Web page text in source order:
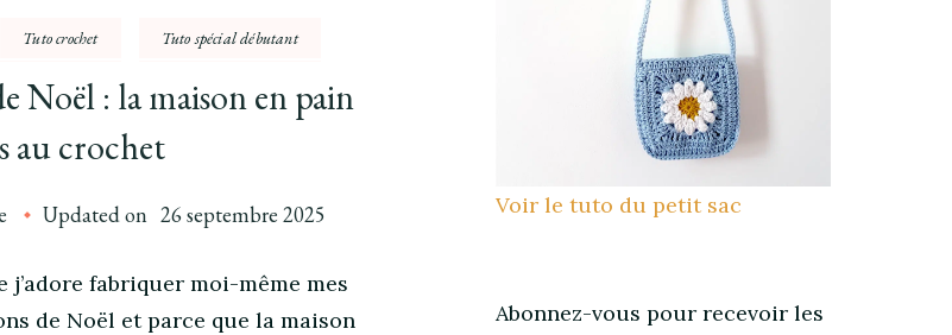
Tuto crochet Tuto spécial débutant
Noël : la maison en pain
au crochet
Updated on 26 septembre 2025
j’adore fabriquer moi-même mes
de Noël et parce que la maison
Voir le tuto du petit sac
Abonnez-vous pour recevoir les